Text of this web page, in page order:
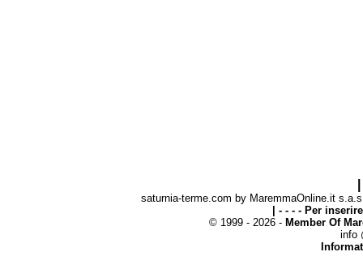
saturnia-terme.com by MaremmaOnline.it
| - - - - Per
© 1999 - 2026 - Member Of
info